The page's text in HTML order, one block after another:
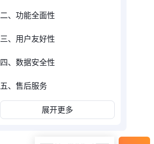
二、功能全面性
三、用户友好性
四、数据安全性
五、售后服务
展开更多